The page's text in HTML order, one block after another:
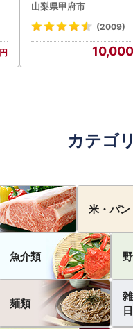
〉山梨県産 シャインマ
カット 2～3房（1.0kg以
N-Limited-SP
山梨県甲府市
(2009)
10,000
カテゴ
米・パン
魚介類
麺類